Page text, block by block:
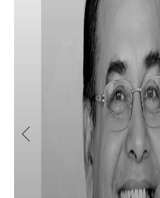
নতুন গান ও কনসার্টে ব্যস্ত পূজার
আকাশ সেন ও নিশি শ্রাবণীর নতুন
‘প্রেমিক ৪২০’
Previous